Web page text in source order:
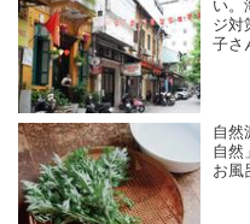
い。
ジ対
子さ
自然
自然
お風